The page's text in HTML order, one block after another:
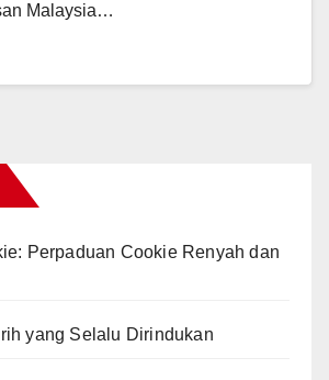
Malaysia…
Perpaduan Cookie Renyah dan
yang Selalu Dirindukan